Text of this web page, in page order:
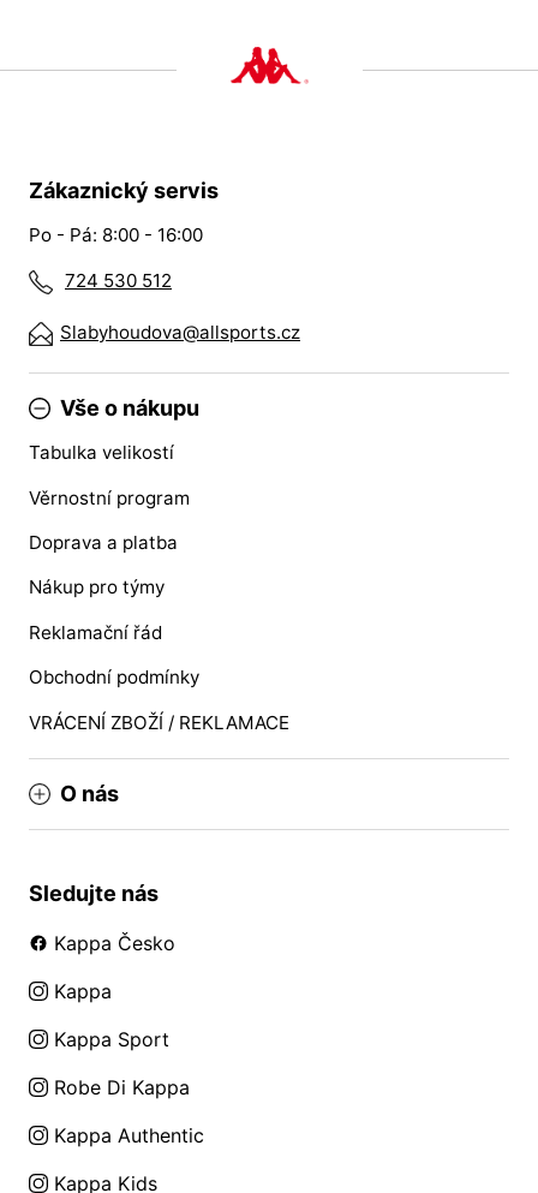
Zákaznický servis
Po - Pá: 8:00 - 16:00
724 530 512
Slabyhoudova@allsports.cz
Vše o nákupu
Tabulka velikostí
Věrnostní program
Doprava a platba
Nákup pro týmy
Reklamační řád
Obchodní podmínky
VRÁCENÍ ZBOŽÍ / REKLAMACE
O nás
Sledujte nás
Kappa Česko
Kappa
Kappa Sport
Robe Di Kappa
Kappa Authentic
Kappa Kids